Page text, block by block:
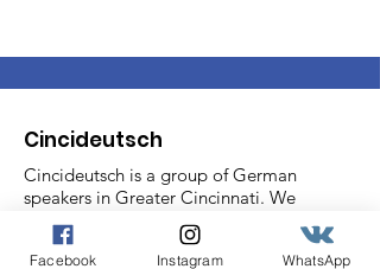
Cincideutsch
Cincideutsch is a group of German
speakers in Greater Cincinnati. We
hold Stammtisch weekly for casual
conversation. In addition, we proudly
Facebook Instagram WhatsApp